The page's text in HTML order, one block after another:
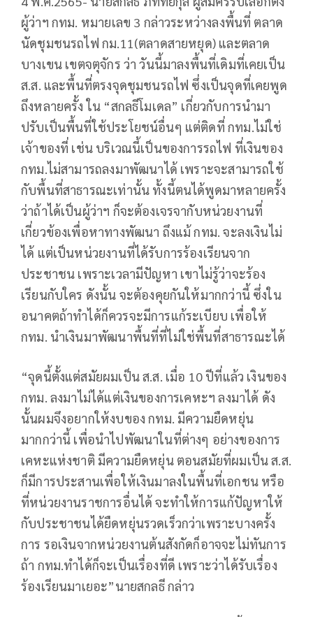
ผู้ว่าฯ กทม. หมายเลข 3 กล่าวระหว่างลงพื้นที่ ตลาด
นัดชุมชนรถไฟ กม.11(ตลาดสายหยุด) และตลาด
บางเขน เขตจตุจักร ว่า วันนี้มาลงพื้นที่เดิมที่เคยเป็น
ส.ส. และพื้นที่ตรงจุดชุมชนรถไฟ ซึ่งเป็นจุดที่เคยพูด
ถึงหลายครั้ง ใน “สกลธีโมเดล” เกี่ยวกับการนำมา
ปรับเป็นพื้นที่ใช้ประโยชน์อื่นๆ แต่ติดที่ กทม.ไม่ใช่
เจ้าของที่ เช่น บริเวณนี้เป็นของการรถไฟ ที่เงินของ
กทม.ไม่สามารถลงมาพัฒนาได้ เพราะจะสามารถใช้
กับพื้นที่สาธารณะเท่านั้น ทั้งนี้ตนได้พูดมาหลายครั้ง
ว่าถ้าได้เป็นผู้ว่าฯ ก็จะต้องเจรจากับหน่วยงานที่
เกี่ยวข้องเพื่อหาทางพัฒนา ถึงแม้ กทม. จะลงเงินไม่
ได้ แต่เป็นหน่วยงานที่ได้รับการร้องเรียนจาก
ประชาชน เพราะเวลามีปัญหา เขาไม่รู้ว่าจะร้อง
เรียนกับใคร ดังนั้น จะต้องคุยกันให้มากกว่านี้ ซึ่งใน
อนาคตถ้าทำได้ก็ควรจะมีการแก้ระเบียบ เพื่อให้
กทม. นำเงินมาพัฒนาพื้นที่ที่ไม่ใช่พื้นที่สาธารณะได้
“จุดนี้ตั้งแต่สมัยผมเป็น ส.ส. เมื่อ 10 ปีที่แล้ว เงินของ
กทม. ลงมาไม่ได้แต่เงินของการเคหะฯ ลงมาได้ ดัง
นั้นผมจึงอยากให้งบของ กทม. มีความยืดหยุ่น
มากกว่านี้ เพื่อนำไปพัฒนาในที่ต่างๆ อย่างของการ
เคหะแห่งชาติ มีความยืดหยุ่น ตอนสมัยที่ผมเป็น ส.ส.
ก็มีการประสานเพื่อให้เงินมาลงในพื้นที่เอกชน หรือ
ที่หน่วยงานราชการอื่นได้ จะทำให้การแก้ปัญหาให้
กับประชาชนได้ยืดหยุ่นรวดเร็วกว่าเพราะบางครั้ง
การ รอเงินจากหน่วยงานต้นสังกัดก็อาจจะไม่ทันการ
ถ้า กทม.ทำได้ก็จะเป็นเรื่องที่ดี เพราะว่าได้รับเรื่อง
ร้องเรียนมาเยอะ”นายสกลธี กล่าว